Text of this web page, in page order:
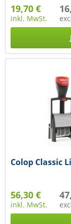
19,70 €
inkl. MwSt.
Colop Classic
56,30 €
inkl. MwSt.